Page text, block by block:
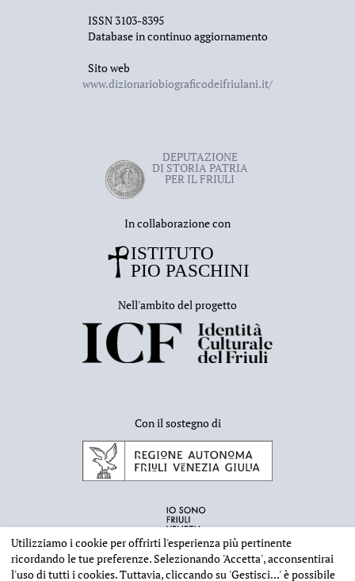
ISSN 3103-8395
Database in continuo aggiornamento
Sito web
www.dizionariobiograficodeifriulani.it/
DEPUTAZIONE
DI STORIA PATRIA
PER IL FRIULI
In collaborazione con
Nell'ambito del progetto
Con il sostegno di
Utilizziamo i cookie per offrirti l'esperienza più pertinente
ricordando le tue preferenze. Selezionando 'Accetta', acconsentirai
l'uso di tutti i cookies. Tuttavia, cliccando su 'Gestisci...'è possibile